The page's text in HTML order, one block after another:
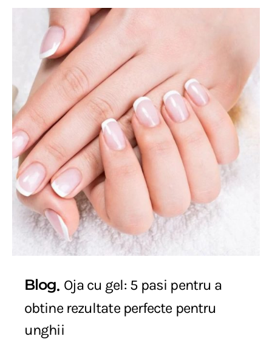
Blog Oja cu gel: 5 pasi pentru a
obtine rezultate perfecte pentru
unghii